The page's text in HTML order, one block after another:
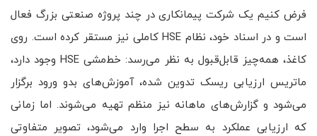
فرض کنیم یک شرکت پیمانکاری در چند پروژه صنعتی بزرگ فعال
است و در اسناد خود، نظام HSE کاملی نیز مستقر کرده است. روی
کاغذ، همه‌چیز قابل‌قبول به نظر می‌رسد: خط‌مشی HSE وجود دارد،
ماتریس ارزیابی ریسک تدوین شده، آموزش‌های بدو ورود برگزار
می‌شود و گزارش‌های ماهانه نیز منظم تهیه می‌شوند. اما زمانی
که ارزیابی عملکرد به سطح اجرا وارد می‌شود، تصویر متفاوتی